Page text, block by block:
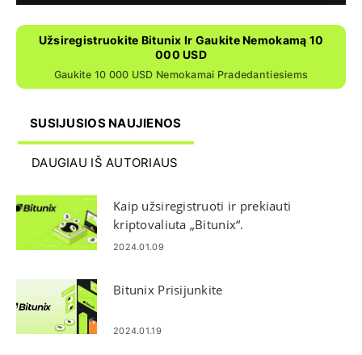
Užsiregistruokite Bitunix Ir Gaukite Nemokamą 10
000 USD
Gaukite 10 000 USD Nemokamai Pradedantiesiems
SUSIJUSIOS NAUJIENOS
DAUGIAU IŠ AUTORIAUS
Kaip užsiregistruoti ir prekiauti
kriptovaliuta „Bitunix“.
2024.01.09
Bitunix Prisijunkite
2024.01.19